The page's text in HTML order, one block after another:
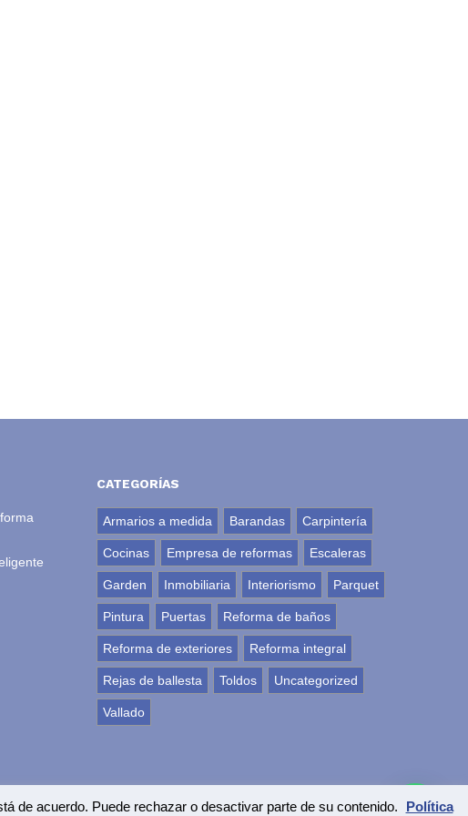
CATEGORÍAS
Armarios a medida Barandas Carpintería
Cocinas Empresa de reformas Escaleras
Garden Inmobiliaria Interiorismo Parquet
Pintura Puertas Reforma de baños
Reforma de exteriores Reforma integral
Rejas de ballesta Toldos Uncategorized
Vallado
de acuerdo. Puede rechazar o desactivar parte de su contenido. Política